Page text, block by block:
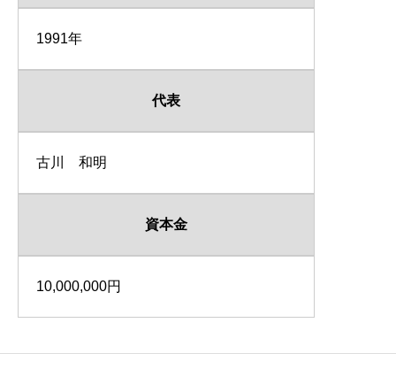
1991年
代表
古川 和明
資本金
10,000,000円